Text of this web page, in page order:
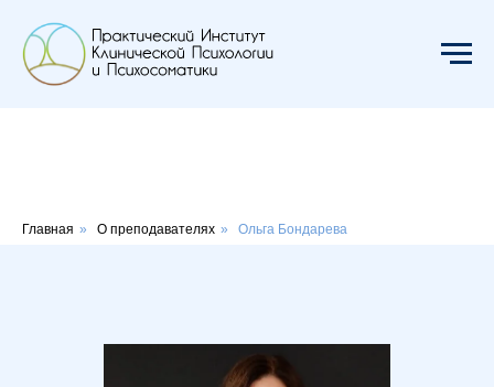
Главная » О преподавателях » Ольга Бондарева